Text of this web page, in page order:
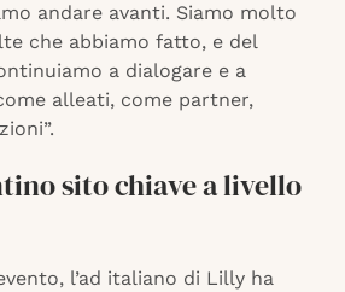
andare avanti. Siamo molto
che abbiamo fatto, e del
a dialogare e a
alleati, come partner,
sito chiave a livello
l’ad italiano di Lilly ha